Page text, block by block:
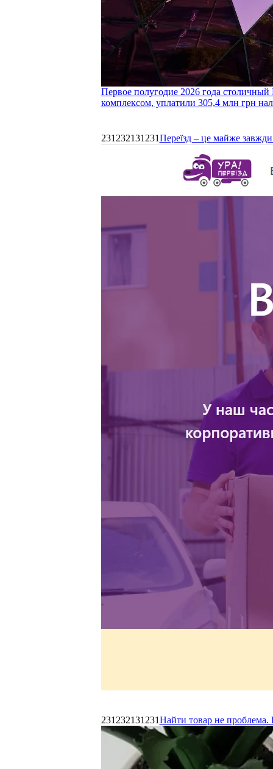
Первое полугодие 2026 года
комплексом, уплатили 305,4 млн грн
231232131231Переїзд – це майже
231232131231Найти товар не проблема.